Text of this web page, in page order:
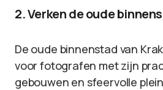
2. Verken de oude
De oude binnenstad van
voor fotografen met zijn
gebouwen en sfeervolle